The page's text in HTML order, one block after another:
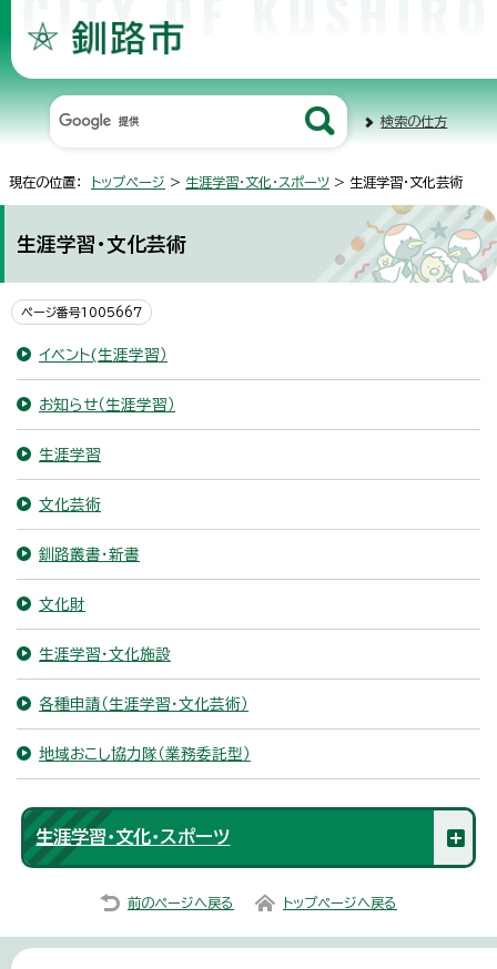
検索の仕方
現在の位置： トップページ > 生涯学習・文化・スポーツ > 生涯学習・文化芸術
生涯学習・文化芸術
ページ番号1005667
イベント(生涯学習）
お知らせ（生涯学習）
生涯学習
文化芸術
釧路叢書・新書
文化財
生涯学習・文化施設
各種申請（生涯学習・文化芸術）
地域おこし協力隊（業務委託型）
生涯学習・文化・スポーツ
前のページへ戻る トップページへ戻る